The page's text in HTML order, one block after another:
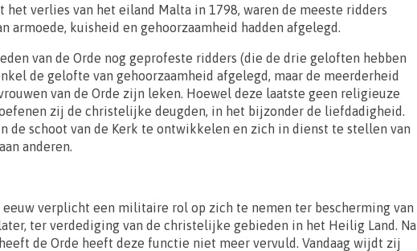
het verlies van het eiland Malta in 1798, waren de meeste ridders
armoede, kuisheid en gehoorzaamheid hadden afgelegd.
van de Orde nog geprofeste ridders (die de drie geloften hebben
de gelofte van gehoorzaamheid afgelegd, maar de meerderheid
van de Orde zijn leken. Hoewel deze laatste geen religieuze
zij de christelijke deugden, in het bijzonder de liefdadigheid.
de schoot van de Kerk te ontwikkelen en zich in dienst te stellen van
anderen.
eeuw verplicht een militaire rol op zich te nemen ter bescherming van
ter verdediging van de christelijke gebieden in het Heilig Land. Na
de Orde heeft deze functie niet meer vervuld. Vandaag wijdt zij